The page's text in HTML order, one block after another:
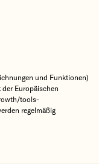
und Funktionen)
Europäischen
tools-
regelmäßig